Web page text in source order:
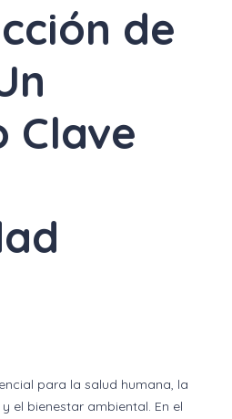
de
Clave
para la salud humana, la
el bienestar ambiental. En el